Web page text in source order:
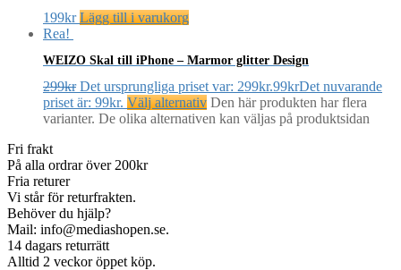
199kr Lägg till i varukorg
Rea!
WEIZO Skal till iPhone – Marmor glitter Design
299kr Det ursprungliga priset var: 299kr.99krDet nuvarande
priset är: 99kr. Välj alternativ Den här produkten har flera
varianter. De olika alternativen kan väljas på produktsidan
Fri frakt
På alla ordrar över 200kr
Fria returer
Vi står för returfrakten.
Behöver du hjälp?
Mail: info@mediashopen.se.
14 dagars returrätt
Alltid 2 veckor öppet köp.